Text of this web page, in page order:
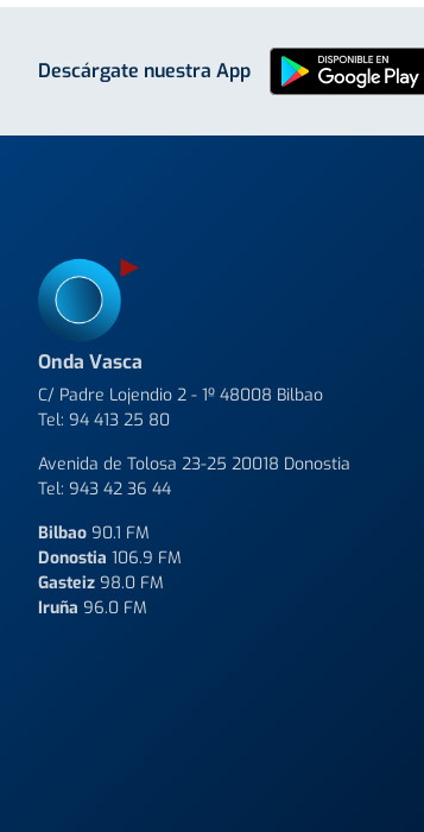
Descárgate nuestra App
Onda Vasca
C/ Padre Lojendio 2 - 1º 48008 Bilbao
Tel: 94 413 25 80
Avenida de Tolosa 23-25 20018 Donostia
Tel: 943 42 36 44
Bilbao 90.1 FM
Donostia 106.9 FM
Gasteiz 98.0 FM
Iruña 96.0 FM